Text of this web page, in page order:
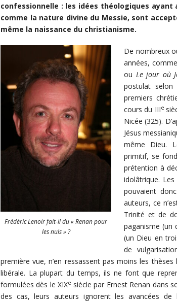
confessionnelle : les idées théologiques
comme la nature divine du Messie, sont
même la naissance du christianisme.
Frédéric Lenoir fait-il du « Renan pour
les nuls » ?
De nombreux
années,
ou Le jour où
postulat selon
premiers
cours du IIIe
Nicée (325).
Jésus
même Dieu.
primitif, se
prétention à
idolâtrique.
pouvaient
auteurs, ce
Trinité et de
paganisme (un
(un Dieu en
de
première vue, n’en ressassent pas moins les
libérale. La plupart du temps, ils ne font que
formulées dès le XIXe siècle par Ernest Renan dans
des cas, leurs auteurs ignorent les avancées